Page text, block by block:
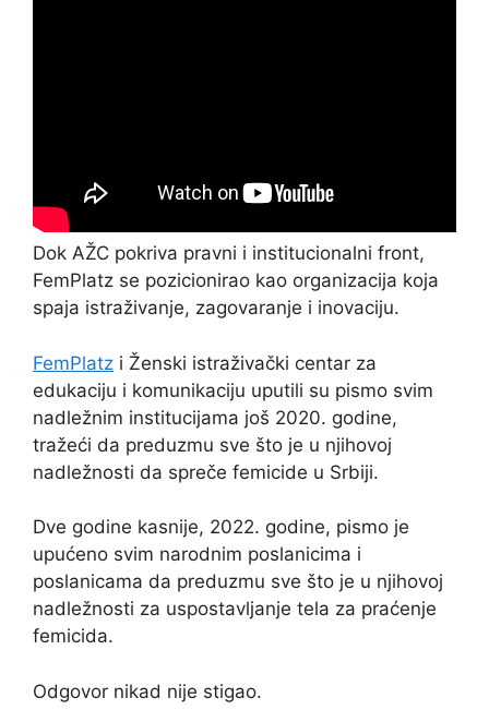
Dok AŽC pokriva pravni i institucionalni front,
FemPlatz se pozicionirao kao organizacija koja
spaja istraživanje, zagovaranje i inovaciju.
FemPlatz i Ženski istraživački centar za
edukaciju i komunikaciju uputili su pismo svim
nadležnim institucijama još 2020. godine,
tražeći da preduzmu sve što je u njihovoj
nadležnosti da spreče femicide u Srbiji.
Dve godine kasnije, 2022. godine, pismo je
upućeno svim narodnim poslanicima i
poslanicama da preduzmu sve što je u njihovoj
nadležnosti za uspostavljanje tela za praćenje
femicida.
Odgovor nikad nije stigao.